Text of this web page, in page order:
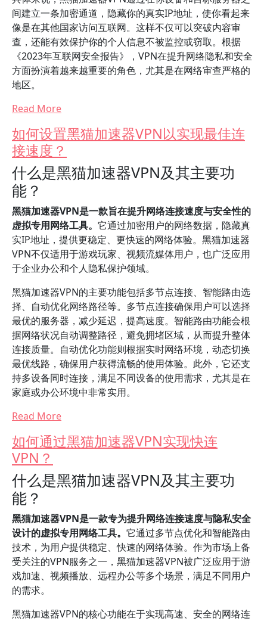
间建立一条加密通道，隐藏你的真实IP地址，使你看起来
像是在其他国家访问互联网。这样不仅可以突破内容审
查，还能有效保护你的个人信息不被监控或窃取。根据
《2023年互联网安全报告》，VPN在提升网络隐私和安全
方面扮演着越来越重要的角色，尤其是在网络审查严格的
地区。
Read More
如何设置黑猫加速器VPN以实现最佳连
接速度？
什么是黑猫加速器VPN及其主要功
能？
黑猫加速器VPN是一款旨在提升网络连接速度与安全性的
虚拟专用网络工具。 它通过加密用户的网络数据，隐藏真
实IP地址，提供更稳定、更快速的网络体验。黑猫加速器
VPN不仅适用于游戏玩家、视频流媒体用户，也广泛应用
于企业办公和个人隐私保护领域。
黑猫加速器VPN的主要功能包括多节点连接、智能路由选
择、自动优化网络路径等。多节点连接确保用户可以选择
最优的服务器，减少延迟，提高速度。智能路由功能会根
据网络状况自动调整路径，避免拥堵区域，从而提升整体
连接质量。自动优化功能则根据实时网络环境，动态切换
最优线路，确保用户获得流畅的使用体验。此外，它还支
持多设备同时连接，满足不同设备的使用需求，尤其是在
家庭或办公环境中非常实用。
Read More
如何通过黑猫加速器VPN实现快连
VPN？
什么是黑猫加速器VPN及其主要功
能？
黑猫加速器VPN是一款专为提升网络连接速度与隐私安全
设计的虚拟专用网络工具。 它通过多节点优化和智能路由
技术，为用户提供稳定、快速的网络体验。作为市场上备
受关注的VPN服务之一，黑猫加速器VPN被广泛应用于游
戏加速、视频播放、远程办公等多个场景，满足不同用户
的需求。
黑猫加速器VPN的核心功能在于实现高速、安全的网络连